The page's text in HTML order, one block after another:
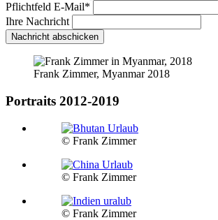
Pflichtfeld E-Mail*
Ihre Nachricht
Nachricht abschicken
Frank Zimmer, Myanmar 2018
Portraits 2012-2019
© Frank Zimmer
© Frank Zimmer
© Frank Zimmer